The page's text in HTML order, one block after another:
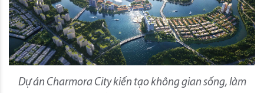
Dự án Charmora City kiến tạo không gian sống, làm